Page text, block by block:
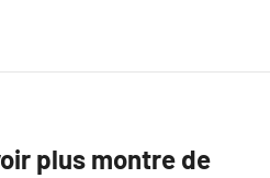
plus montre de